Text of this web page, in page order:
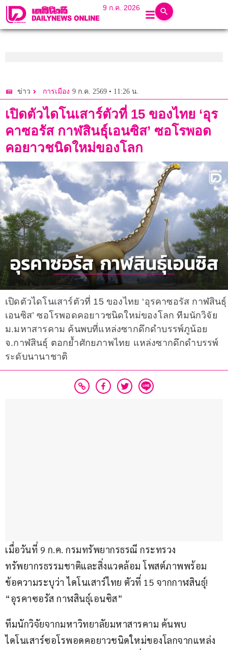
9 ก.ค. 2026
ข่าว การเมือง 9 ก.ค. 2569 • 11:26 น.
เปิดตัวไดโนเสาร์ตัวที่ 15 ของไทย ‘อุร
คาซอรัส กาฬสินธุ์เอนซิส’ ซอโรพอด
คอยาวชนิดใหม่ของโลก
เปิดตัวไดโนเสาร์ตัวที่ 15 ของไทย ‘อุรคาซอรัส กาฬสินธุ์
เอนซิส’ ซอโรพอดคอยาวชนิดใหม่ของโลก ทีมนักวิจัย
ม.มหาสารคาม ค้นพบที่แหล่งซากดึกดำบรรพ์ภูน้อย
จ.กาฬสินธุ์ ตอกย้ำศักยภาพไทย แหล่งซากดึกดำบรรพ์
ระดับนานาชาติ
เมื่อวันที่ 9 ก.ค. กรมทรัพยากรธรณี กระทรวง
ทรัพยากรธรรมชาติและสิ่งแวดล้อม โพสต์ภาพพร้อม
ข้อความระบุว่า ไดโนเสาร์ไทย ตัวที่ 15 จากกาฬสินธุ์!
“อุรคาซอรัส กาฬสินธุ์เอนซิส”
ทีมนักวิจัยจากมหาวิทยาลัยมหาสารคาม ค้นพบ
ไดโนเสาร์ซอโรพอดคอยาวชนิดใหม่ของโลกจากแหล่ง